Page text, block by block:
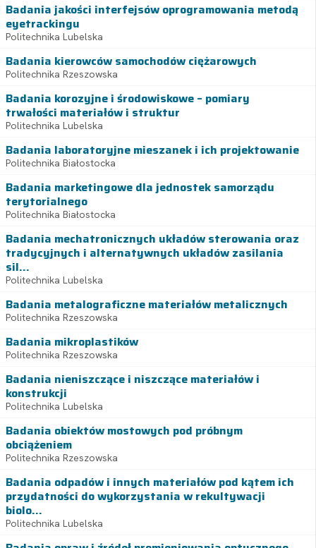
Badania jakości interfejsów oprogramowania metodą
eyetrackingu
Politechnika Lubelska
Badania kierowców samochodów ciężarowych
Politechnika Rzeszowska
Badania korozyjne i środowiskowe – pomiary
trwałości materiałów i struktur
Politechnika Lubelska
Badania laboratoryjne mieszanek i ich projektowanie
Politechnika Białostocka
Badania marketingowe dla jednostek samorządu
terytorialnego
Politechnika Białostocka
Badania mechatronicznych układów sterowania oraz
tradycyjnych i alternatywnych układów zasilania
sil...
Politechnika Lubelska
Badania metalograficzne materiałów metalicznych
Politechnika Rzeszowska
Badania mikroplastików
Politechnika Rzeszowska
Badania nieniszczące i niszczące materiałów i
konstrukcji
Politechnika Lubelska
Badania obiektów mostowych pod próbnym
obciążeniem
Politechnika Rzeszowska
Badania odpadów i innych materiałów pod kątem ich
przydatności do wykorzystania w rekultywacji
biolo...
Politechnika Lubelska